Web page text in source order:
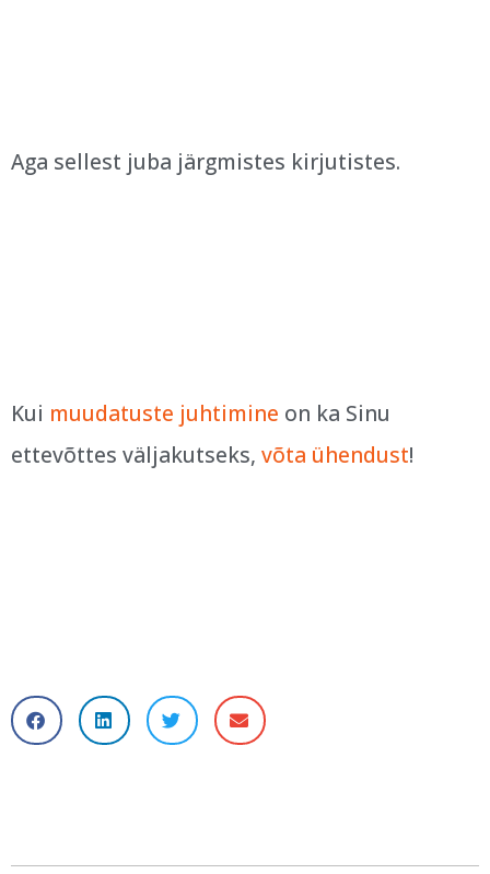
Aga sellest juba järgmistes kirjutistes.
Kui muudatuste juhtimine on ka Sinu
ettevõttes väljakutseks, võta ühendust!